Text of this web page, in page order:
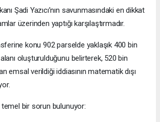
Şadi Yazıcı’nın savunmasındaki en dikkat
üzerinden yaptığı karşılaştırmadır.
konu 902 parselde yaklaşık 400 bin
oluşturulduğunu belirterek, 520 bin
emsal verildiği iddiasının matematik dışı
bir sorun bulunuyor: